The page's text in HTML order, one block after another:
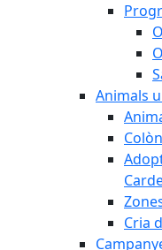
Animals
Cria